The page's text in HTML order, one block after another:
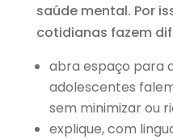
saúde mental. Por
cotidianas fazem
abra espaço para
adolescentes
sem minimizar ou
explique, com